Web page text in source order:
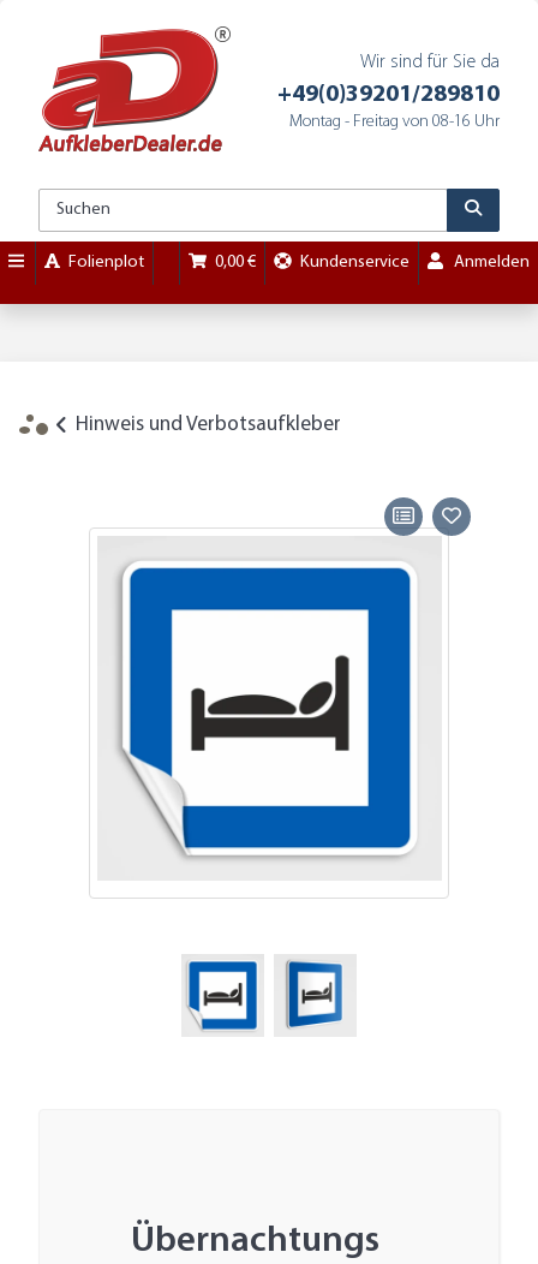
Wir sind für Sie da
+49(0)39201/289810
Montag - Freitag von 08-16 Uhr
Folienplot 0,00 € Kundenservice Anmelden
Hinweis und Verbotsaufkleber
Übernachtungs